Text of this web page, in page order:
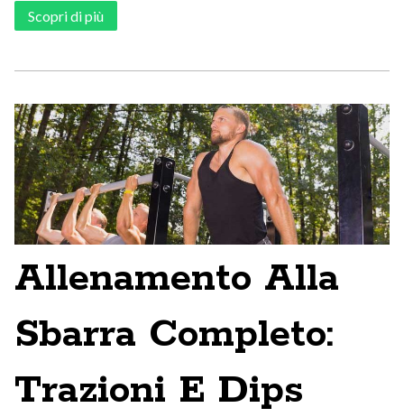
Scopri di più
Allenamento Alla
Sbarra Completo:
Trazioni E Dips